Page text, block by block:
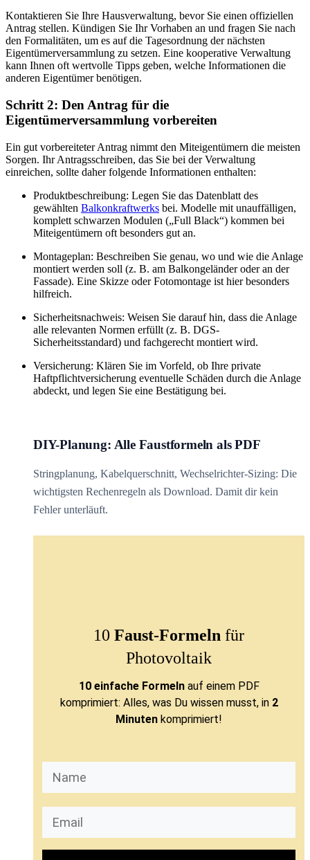
Kontaktieren Sie Ihre Hausverwaltung, bevor Sie einen offiziellen
Antrag stellen. Kündigen Sie Ihr Vorhaben an und fragen Sie nach
den Formalitäten, um es auf die Tagesordnung der nächsten
Eigentümerversammlung zu setzen. Eine kooperative Verwaltung
kann Ihnen oft wertvolle Tipps geben, welche Informationen die
anderen Eigentümer benötigen.
Schritt 2: Den Antrag für die
Eigentümerversammlung vorbereiten
Ein gut vorbereiteter Antrag nimmt den Miteigentümern die meisten
Sorgen. Ihr Antragsschreiben, das Sie bei der Verwaltung
einreichen, sollte daher folgende Informationen enthalten:
Produktbeschreibung: Legen Sie das Datenblatt des
gewählten Balkonkraftwerks bei. Modelle mit unauffälligen,
komplett schwarzen Modulen („Full Black“) kommen bei
Miteigentümern oft besonders gut an.
Montageplan: Beschreiben Sie genau, wo und wie die Anlage
montiert werden soll (z. B. am Balkongeländer oder an der
Fassade). Eine Skizze oder Fotomontage ist hier besonders
hilfreich.
Sicherheitsnachweis: Weisen Sie darauf hin, dass die Anlage
alle relevanten Normen erfüllt (z. B. DGS-
Sicherheitsstandard) und fachgerecht montiert wird.
Versicherung: Klären Sie im Vorfeld, ob Ihre private
Haftpflichtversicherung eventuelle Schäden durch die Anlage
abdeckt, und legen Sie eine Bestätigung bei.
DIY-Planung: Alle Faustformeln als PDF
Stringplanung, Kabelquerschnitt, Wechselrichter-Sizing: Die
wichtigsten Rechenregeln als Download. Damit dir kein
Fehler unterläuft.
10 Faust-Formeln für
Photovoltaik
10 einfache Formeln auf einem PDF
komprimiert: Alles, was Du wissen musst, in 2
Minuten komprimiert!